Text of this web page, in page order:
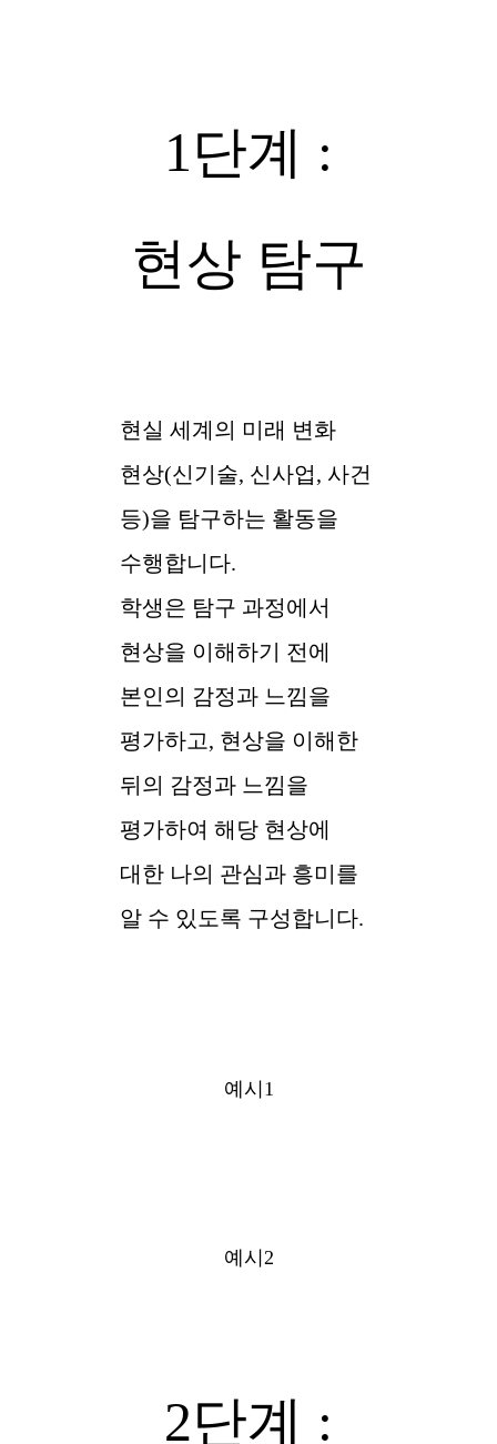
1단계 :
현상 탐구
현실 세계의 미래 변화
현상(신기술, 신사업, 사건
등)을 탐구하는 활동을
수행합니다.
학생은 탐구 과정에서
현상을 이해하기 전에
본인의 감정과 느낌을
평가하고, 현상을 이해한
뒤의 감정과 느낌을
평가하여 해당 현상에
대한 나의 관심과 흥미를
알 수 있도록 구성합니다.
예시1
예시2
2단계 :